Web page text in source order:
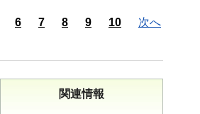
6 7 8 9 10 次へ
関連情報